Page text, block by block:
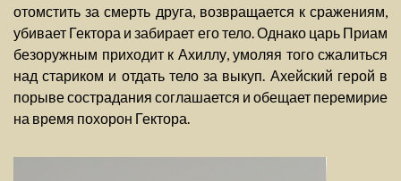
отомстить за смерть друга, возвращается к сражениям,
убивает Гектора и забирает его тело. Однако царь Приам
безоружным приходит к Ахиллу, умоляя того сжалиться
над стариком и отдать тело за выкуп. Ахейский герой в
порыве сострадания соглашается и обещает перемирие
на время похорон Гектора.